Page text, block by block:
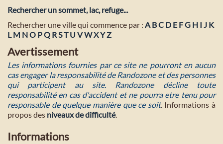
Rechercher un sommet, lac, refuge...
Rechercher une ville qui commence par : A BC D E FG H I J K
L M NO PQ RST U VWXYZ
Avertissement
Les informations fournies par ce site ne pourront en aucun
cas engager la responsabilité de Randozone et des personnes
qui participent au site. Randozone décline toute
responsabilité en cas d'accident et ne pourra etre tenu pour
responsable de quelque manière que ce soit. Informations à
propos des niveaux de difficulté.
Informations